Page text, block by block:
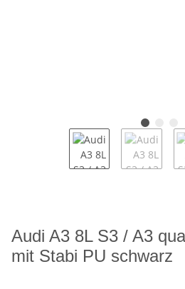
Audi A3 8L S3 / A3
mit Stabi PU schwarz